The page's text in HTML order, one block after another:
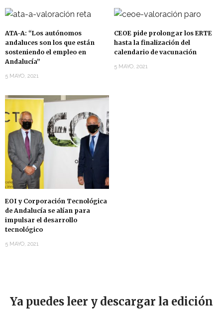
ATA-A: “Los autónomos
andaluces son los que están
sosteniendo el empleo en
Andalucía”
5 MAYO, 2021
CEOE pide prolongar los ERTE
hasta la finalización del
calendario de vacunación
5 MAYO, 2021
EOI y Corporación Tecnológica
de Andalucía se alían para
impulsar el desarrollo
tecnológico
5 MAYO, 2021
Ya puedes leer y descargar la edición